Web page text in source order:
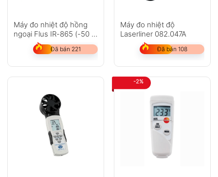
Máy đo nhiệt độ hồng
ngoại Flus IR-865 (-50 ~
1850?C)
Đã bán 221
Máy đo nhiệt độ
Laserliner 082.047A
Đã bán 108
-2%